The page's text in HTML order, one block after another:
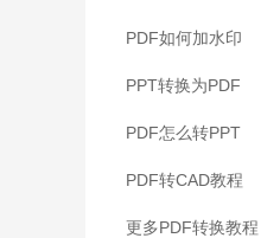
PDF如何加水印
PPT转换为PDF
PDF怎么转PPT
PDF转CAD教程
更多PDF转换教程